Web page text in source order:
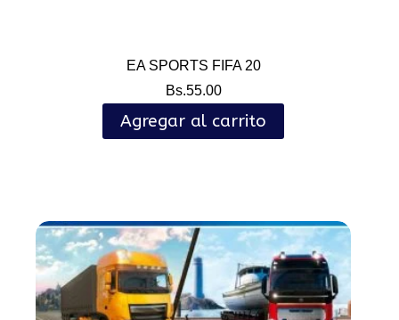
EA SPORTS FIFA 20
Bs.55.00
Agregar al carrito